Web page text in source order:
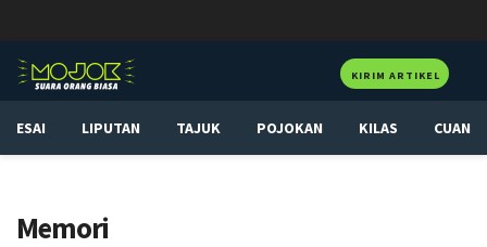
KIRIM ARTIKEL
ESAI LIPUTAN TAJUK POJOKAN KILAS CUAN
Memori